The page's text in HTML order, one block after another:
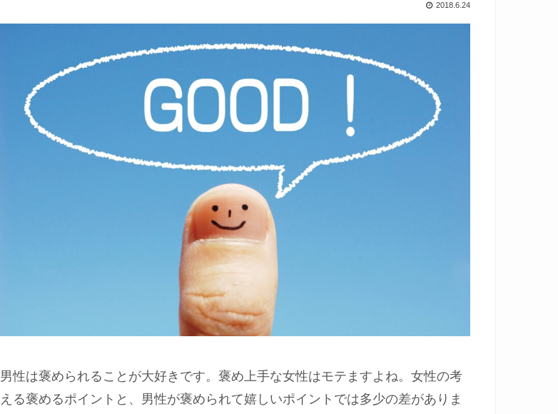
2018.6.24
男性は褒められることが大好きです。褒め上手な女性はモテますよね。女性の考
える褒めるポイントと、男性が褒められて嬉しいポイントでは多少の差がありま